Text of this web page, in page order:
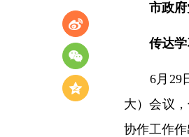
市政
传达
6月29日
大）会议
协作工作